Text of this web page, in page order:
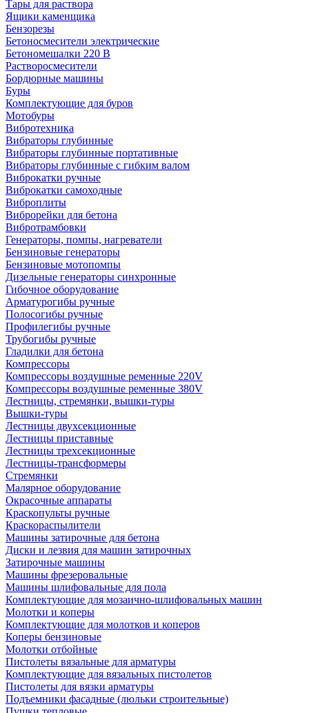
Тары для раствора
Ящики каменщика
Бензорезы
Бетоносмесители электрические
Бетономешалки 220 В
Растворосмесители
Бордюрные машины
Буры
Комплектующие для буров
Мотобуры
Вибротехника
Вибраторы глубинные
Вибраторы глубинные портативные
Вибраторы глубинные с гибким валом
Виброкатки ручные
Виброкатки самоходные
Виброплиты
Виброрейки для бетона
Вибротрамбовки
Генераторы, помпы, нагреватели
Бензиновые генераторы
Бензиновые мотопомпы
Дизельные генераторы синхронные
Гибочное оборудование
Арматурогибы ручные
Полосогибы ручные
Профилегибы ручные
Трубогибы ручные
Гладилки для бетона
Компрессоры
Компрессоры воздушные ременные 220V
Компрессоры воздушные ременные 380V
Лестницы, стремянки, вышки-туры
Вышки-туры
Лестницы двухсекционные
Лестницы приставные
Лестницы трехсекционные
Лестницы-трансформеры
Стремянки
Малярное оборудование
Окрасочные аппараты
Краскопульты ручные
Краскораспылители
Машины затирочные для бетона
Диски и лезвия для машин затирочных
Затирочные машины
Машины фрезеровальные
Машины шлифовальные для пола
Комплектующие для мозаично-шлифовальных машин
Молотки и коперы
Комплектующие для молотков и коперов
Коперы бензиновые
Молотки отбойные
Пистолеты вязальные для арматуры
Комплектующие для вязальных пистолетов
Пистолеты для вязки арматуры
Подъемники фасадные (люльки строительные)